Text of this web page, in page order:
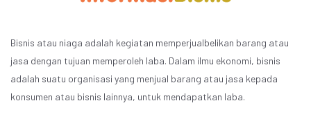
Bisnis atau niaga adalah kegiatan memperjualbelikan barang atau
jasa dengan tujuan memperoleh laba. Dalam ilmu ekonomi, bisnis
adalah suatu organisasi yang menjual barang atau jasa kepada
konsumen atau bisnis lainnya, untuk mendapatkan laba.